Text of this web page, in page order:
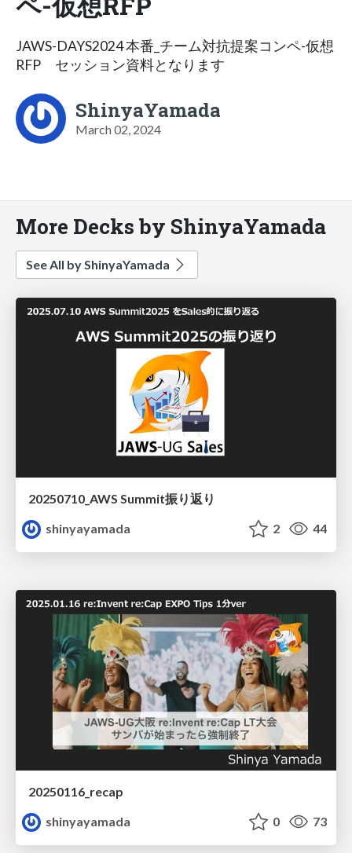
JAWS-DAYS2024 本番_チーム対抗提案コンペ-仮想
RFP セッション資料となります
ShinyaYamada
March 02, 2024
More Decks by ShinyaYamada
See All by ShinyaYamada
20250710_AWS Summit振り返り
shinyayamada
2 44
20250116_recap
shinyayamada
0 73